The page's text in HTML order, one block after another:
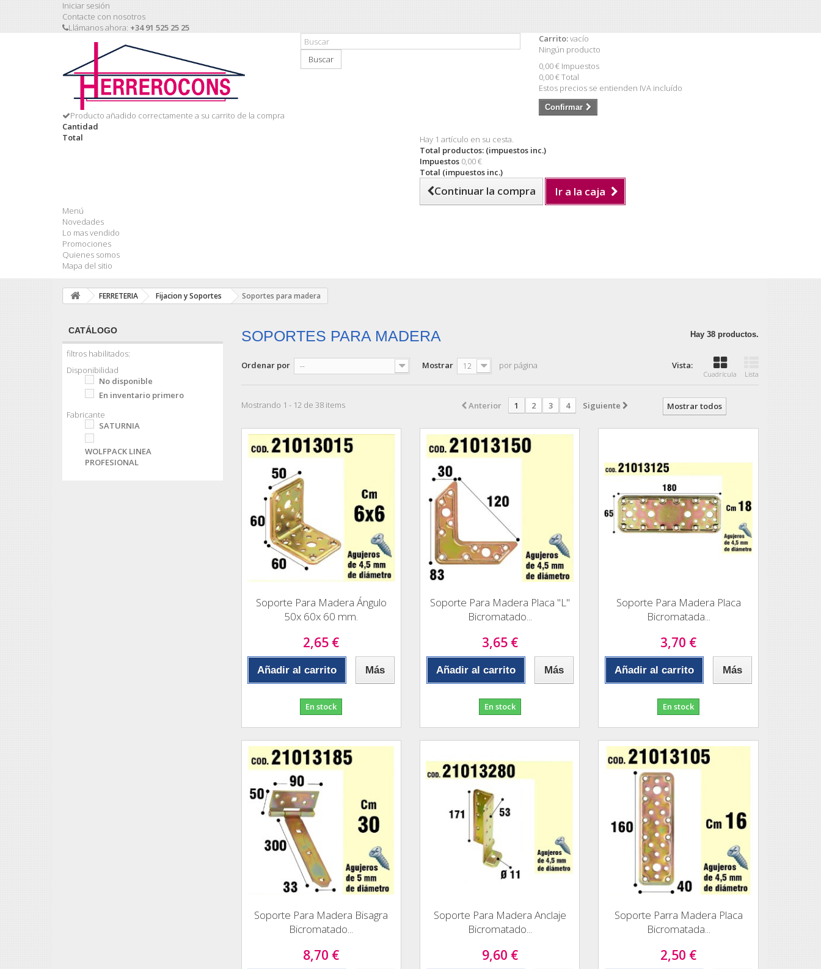
Iniciar sesión
Contacte con nosotros
Llámanos ahora: +34 91 525 25 25
Buscar
Carrito:vacío
Ningún producto
0,00 € Impuestos
0,00 €Total
Estos precios se entienden IVA incluído
Confirmar
Producto añadido correctamente a su carrito de la compra
Cantidad
Total
Hay 1 artículo en su cesta.
Total productos: (impuestos inc.)
Impuestos 0,00 €
Total (impuestos inc.)
Continuar la compra Ir a la caja
Menú
Novedades
Lo mas vendido
Promociones
Quienes somos
Mapa del sitio
FERRETERIA Fijacion y Soportes Soportes para madera
CATÁLOGO
filtros habilitados:
Disponibilidad
No disponible
En inventario primero
Fabricante
SATURNIA
WOLFPACK LINEA
PROFESIONAL
SOPORTES PARA MADERA Hay 38 productos.
Vista:
Cuadrícula Lista
Ordenar por -- Mostrar 12 por página
Mostrar todos
Anterior 1 2 3 4 Siguiente
Mostrando 1 - 12 de 38 items
Soporte Para Madera Ángulo
50x 60x 60 mm.
2,65 €
Añadir al carrito Más
En stock
Soporte Para Madera Placa "L"
Bicromatado...
3,65 €
Añadir al carrito Más
En stock
Soporte Para Madera Placa
Bicromatada...
3,70 €
Añadir al carrito Más
En stock
Soporte Para Madera Bisagra
Bicromatado...
8,70 €
Soporte Para Madera Anclaje
Bicromatado...
9,60 €
Soporte Parra Madera Placa
Bicromatada...
2,50 €